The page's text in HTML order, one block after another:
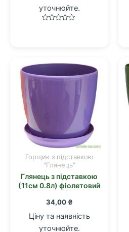
уточнюйте.
Горщик з підставкою
"Глянець"
Глянець з підставкою
(11см 0.8л) фіолетовий
34,00 ₴
Ціну та наявність
уточнюйте.